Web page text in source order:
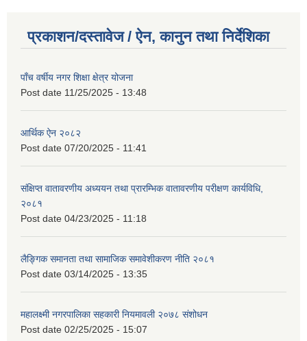
प्रकाशन/दस्तावेज / ऐन, कानुन तथा निर्देशिका
पाँच वर्षीय नगर शिक्षा क्षेत्र योजना
Post date 11/25/2025 - 13:48
आर्थिक ऐन २०८२
Post date 07/20/2025 - 11:41
संक्षिप्त वातावरणीय अध्ययन तथा प्रारम्भिक वातावरणीय परीक्षण कार्यविधि,
२०८१
Post date 04/23/2025 - 11:18
लैङ्गिक समानता तथा सामाजिक समावेशीकरण नीति २०८१
Post date 03/14/2025 - 13:35
महालक्ष्मी नगरपालिका सहकारी नियमावली २०७८ संशोधन
Post date 02/25/2025 - 15:07